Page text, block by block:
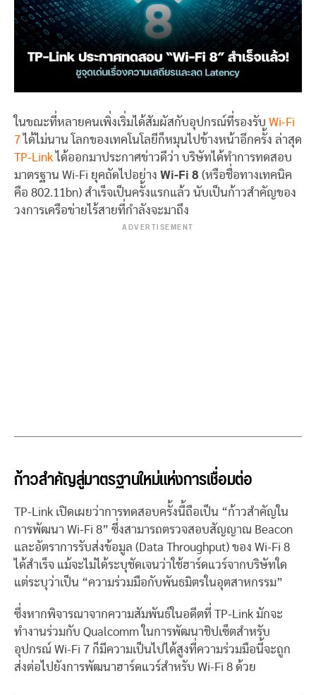
ในขณะที่หลายคนเพิ่งเริ่มได้สัมผัสกับอุปกรณ์ที่รองรับ Wi-Fi
7 ได้ไม่นาน โลกของเทคโนโลยีก็หมุนไปข้างหน้าอีกครั้ง ล่าสุด
TP-Link ได้ออกมาประกาศข่าวดีว่า บริษัทได้ทำการทดสอบ
มาตรฐาน Wi-Fi ยุคถัดไปอย่าง Wi-Fi 8 (หรือชื่อทางเทคนิค
คือ 802.11bn) สำเร็จเป็นครั้งแรกแล้ว นับเป็นก้าวสำคัญของ
วงการเครือข่ายไร้สายที่กำลังจะมาถึง
ADVERTISEMENT
ก้าวสำคัญสู่มาตรฐานใหม่แห่งการเชื่อมต่อ
TP-Link เปิดเผยว่าการทดสอบครั้งนี้ถือเป็น “ก้าวสำคัญใน
การพัฒนา Wi-Fi 8” ซึ่งสามารถตรวจสอบสัญญาณ Beacon
และอัตราการรับส่งข้อมูล (Data Throughput) ของ Wi-Fi 8
ได้สำเร็จ แม้จะไม่ได้ระบุชัดเจนว่าใช้ฮาร์ดแวร์จากบริษัทใด
แต่ระบุว่าเป็น “ความร่วมมือกับพันธมิตรในอุตสาหกรรม”
ซึ่งหากพิจารณาจากความสัมพันธ์ในอดีตที่ TP-Link มักจะ
ทำงานร่วมกับ Qualcomm ในการพัฒนาชิปเซ็ตสำหรับ
อุปกรณ์ Wi-Fi 7 ก็มีความเป็นไปได้สูงที่ความร่วมมือนี้จะถูก
ส่งต่อไปยังการพัฒนาฮาร์ดแวร์สำหรับ Wi-Fi 8 ด้วย